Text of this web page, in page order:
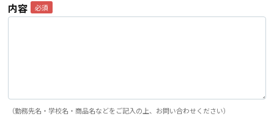
内容
（勤務先名・学校名・商品名などをご記入の上、お問い合わせください）